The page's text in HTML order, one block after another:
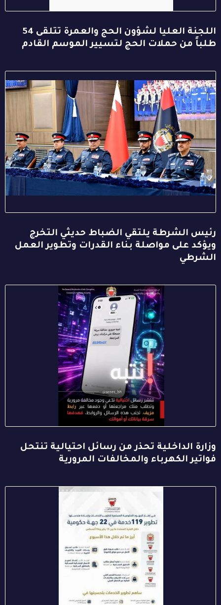
اللجنة العليا لشؤون الحج والعمرة تتلقى 54
طلباً من حملات الحج لتسيير الموسم القادم
رئيس الشرطة يلتقي الضباط حديثي التخرج
ويؤكد على مواصلة بناء القدرات وتطوير العمل
الشرطي
وزارة الداخلية تحذر من رسائل احتيالية تنتحل
فواتير الكهرباء والمخالفات المرورية